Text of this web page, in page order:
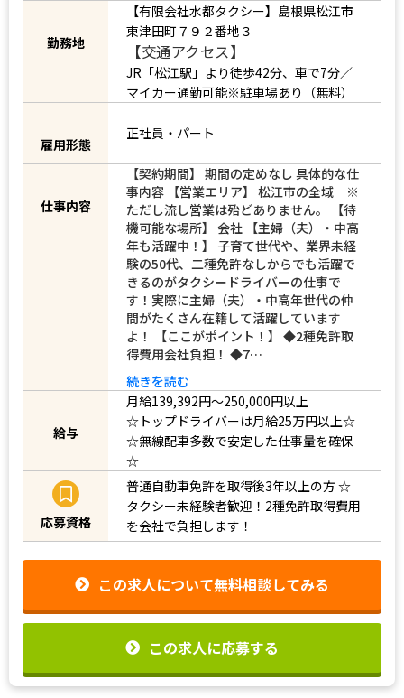
勤務地
【有限会社水都タクシー】島根県松江市
東津田町７９２番地３
【交通アクセス】
JR「松江駅」より徒歩42分、車で7分／
マイカー通勤可能※駐車場あり（無料）
雇用形態
正社員・パート
【契約期間】 期間の定めなし 具体的な仕
事内容 【営業エリア】 松江市の全域 ※
ただし流し営業は殆どありません。 【待
機可能な場所】 会社 【主婦（夫）・中高
年も活躍中！】 子育て世代や、業界未経
験の50代、二種免許なしからでも活躍で
きるのがタクシードライバーの仕事で
す！実際に主婦（夫）・中高年世代の仲
間がたくさん在籍して活躍しています
よ！ 【ここがポイント！】 ◆2種免許取
得費用会社負担！ ◆7…
続きを読む
月給139,392円～250,000円以上
☆トップドライバーは月給25万円以上☆
☆無線配車多数で安定した仕事量を確保
☆
応募資格
普通自動車免許を取得後3年以上の方 ☆
タクシー未経験者歓迎！2種免許取得費用
を会社で負担します！
この求人について無料相談してみる
この求人に応募する